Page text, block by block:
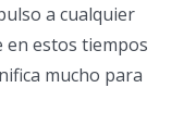
a cualquier
en estos tiempos
mucho para